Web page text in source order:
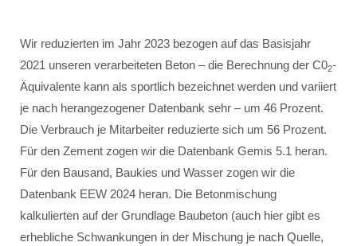
Wir reduzierten im Jahr 2023 bezogen auf das Basisjahr
2021 unseren verarbeiteten Beton – die Berechnung der C02-
Äquivalente kann als sportlich bezeichnet werden und variiert
je nach herangezogener Datenbank sehr – um 46 Prozent.
Die Verbrauch je Mitarbeiter reduzierte sich um 56 Prozent.
Für den Zement zogen wir die Datenbank Gemis 5.1 heran.
Für den Bausand, Baukies und Wasser zogen wir die
Datenbank EEW 2024 heran. Die Betonmischung
kalkulierten auf der Grundlage Baubeton (auch hier gibt es
erhebliche Schwankungen in der Mischung je nach Quelle,